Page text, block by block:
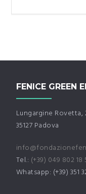
FENICE GREEN
Lungargine Rovetta,
35127 Padova
Tel.: (+39) 049 802 18
Whatsapp: (+39) 351